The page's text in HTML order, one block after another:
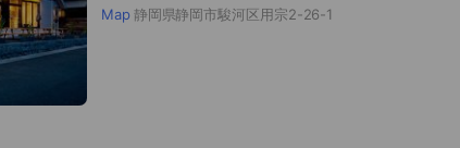
るタップルームの営業も。時間をかけて樽熟成させた希
Map 静岡県静岡市駿河区用宗2-26-1